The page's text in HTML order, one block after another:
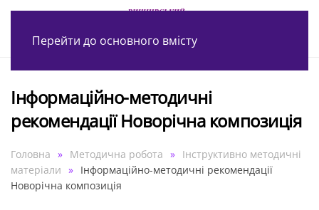
Перейти до основного вмісту
Інформаційно-методичні
рекомендації Новорічна композиція
Головна Методична робота
Інструктивно методичні
матеріали
Інформаційно-методичні рекомендації
Новорічна композиція